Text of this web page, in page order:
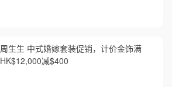
周生生 中式婚嫁套装促销，计价金饰满
HK$12,000减$400